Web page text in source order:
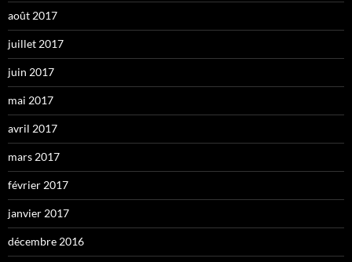
août 2017
juillet 2017
juin 2017
mai 2017
avril 2017
mars 2017
février 2017
janvier 2017
décembre 2016